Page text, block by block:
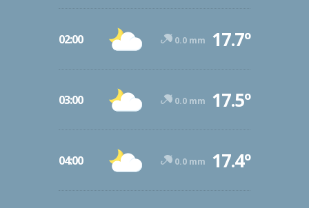
02:00 0.0 mm 17.7º
03:00 0.0 mm 17.5º
04:00 0.0 mm 17.4º